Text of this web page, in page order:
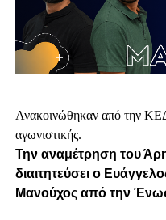
Ανακοινώθηκαν από την
αγωνιστικής.
Την αναμέτρηση του
διαιτητεύσει ο
Μανούχος από την